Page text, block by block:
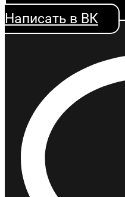
Написать в ВК